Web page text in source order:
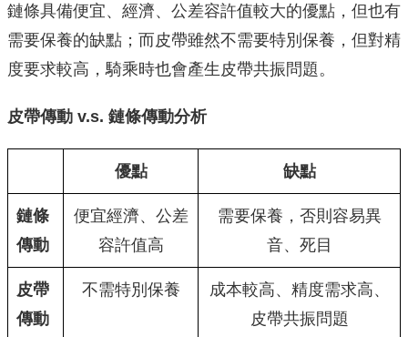
鏈條具備便宜、經濟、公差容許值較大的優點，但也有
需要保養的缺點；而皮帶雖然不需要特別保養，但對精
度要求較高，騎乘時也會產生皮帶共振問題。
皮帶傳動 v.s. 鏈條傳動分析
優點 缺點
鏈條
傳動
便宜經濟、公差
容許值高
需要保養，否則容易異
音、死目
皮帶
傳動
不需特別保養
成本較高、精度需求高、
皮帶共振問題